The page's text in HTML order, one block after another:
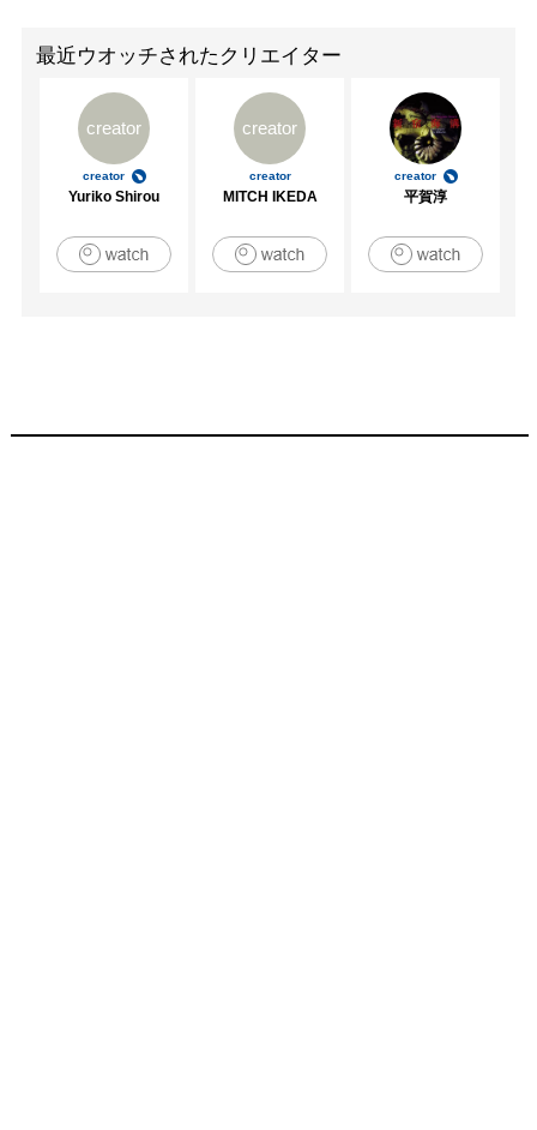
最近ウオッチされたクリエイター
creator
creator
Yuriko Shirou
creator
creator
MITCH IKEDA
creator
平賀淳